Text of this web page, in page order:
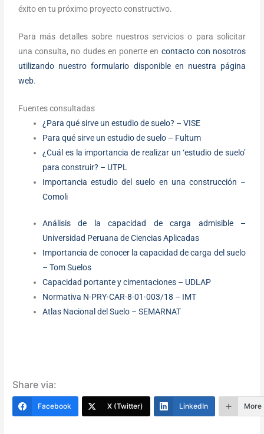
éxito en tu próximo proyecto constructivo.
Para más detalles sobre nuestros servicios o para solicitar
una consulta, no dudes en ponerte en contacto con nosotros
utilizando nuestro formulario disponible en nuestra página
web.
Fuentes consultadas
¿Para qué sirve un estudio de suelo? – VISE
Para qué sirve un estudio de suelo – Fultum
¿Cuál es la importancia de realizar un ‘estudio de suelo’
para construir? – UTPL
Importancia estudio del suelo en una construcción –
Comoli
Análisis de la capacidad de carga admisible –
Universidad Peruana de Ciencias Aplicadas
Importancia de conocer la capacidad de carga del suelo
– Tom Suelos
Capacidad portante y cimentaciones – UDLAP
Normativa N·PRY·CAR·8·01·003/18 – IMT
Atlas Nacional del Suelo – SEMARNAT
Share via:
Facebook X (Twitter) LinkedIn More